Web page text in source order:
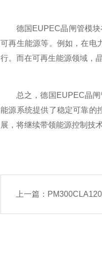
德国EUPEC晶闸管模块在
可再生能源等。例如，在电
行。而在可再生能源领域，
总之，德国EUPEC晶闸管
能源系统提供了稳定可靠的
展，将继续带领能源控制技
上一篇： PM300CLA120